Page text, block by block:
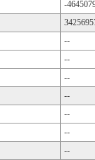
-
--
--
--
--
--
--
--